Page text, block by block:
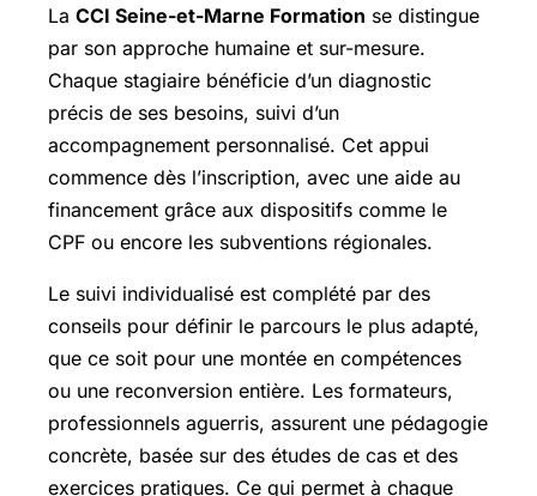
La CCI Seine-et-Marne Formation se distingue
par son approche humaine et sur-mesure.
Chaque stagiaire bénéficie d’un diagnostic
précis de ses besoins, suivi d’un
accompagnement personnalisé. Cet appui
commence dès l’inscription, avec une aide au
financement grâce aux dispositifs comme le
CPF ou encore les subventions régionales.
Le suivi individualisé est complété par des
conseils pour définir le parcours le plus adapté,
que ce soit pour une montée en compétences
ou une reconversion entière. Les formateurs,
professionnels aguerris, assurent une pédagogie
concrète, basée sur des études de cas et des
exercices pratiques. Ce qui permet à chaque